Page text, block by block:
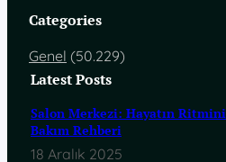
Categories
Genel (50.229)
Latest Posts
Salon Merkezi: Hayatın
Bakım Rehberi
18 Aralık 2025